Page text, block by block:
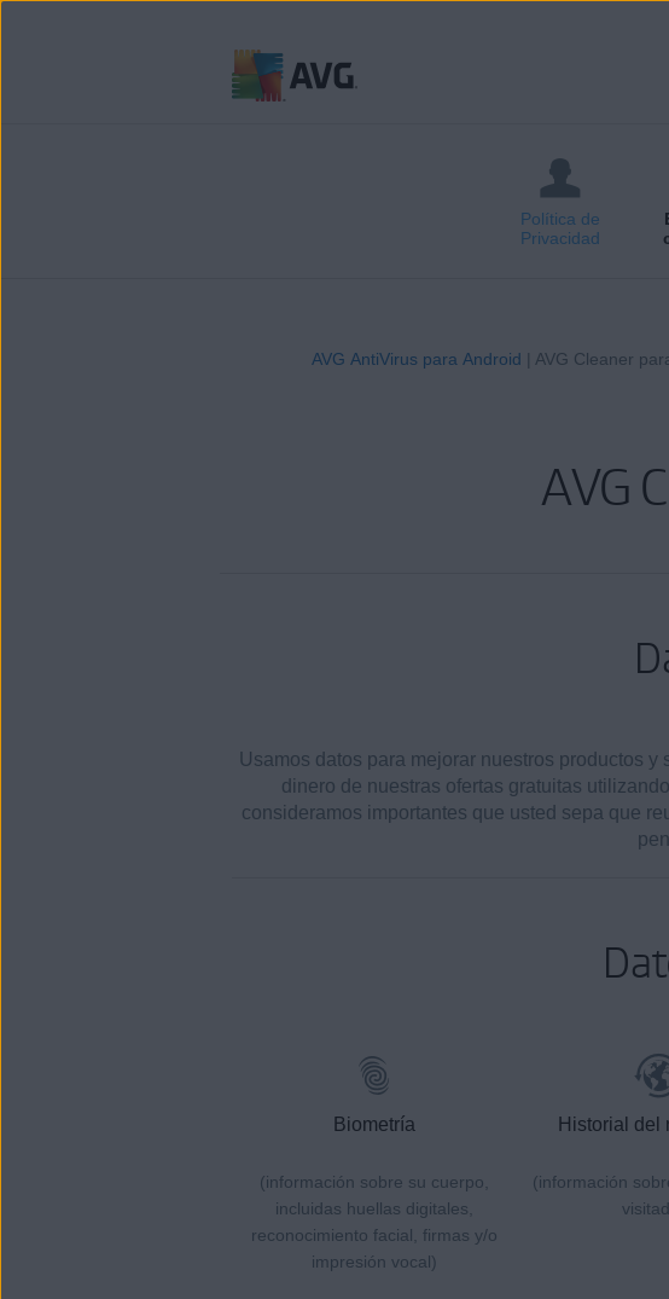
Política de
Privacidad
AVG AntiVirus para Android | AVG Cleaner
AVG
Usamos datos para mejorar nuestros productos
dinero de nuestras ofertas gratuitas
consideramos importantes que usted sepa que
Biometría
(información sobre su cuerpo,
incluidas huellas digitales,
reconocimiento facial, firmas y/o
impresión vocal)
Historial del
(información